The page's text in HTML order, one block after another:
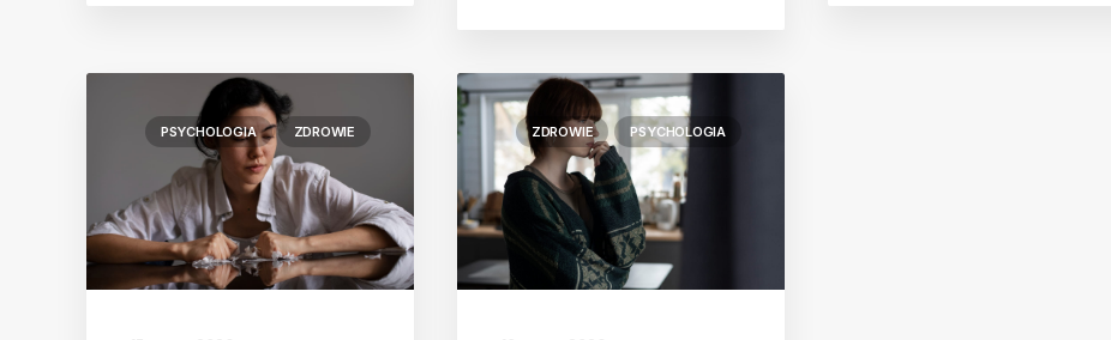
PSYCHOLOGIA ZDROWIE ZDROWIE PSYCHOLOGIA